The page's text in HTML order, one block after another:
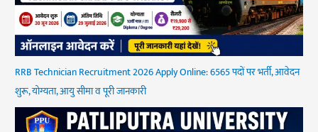
RRB Technician Recruitment 2026 Apply Online: 6565 पदों पर भर्ती, आवेदन
शुरू, योग्यता, आयु सीमा व पूरी जानकारी